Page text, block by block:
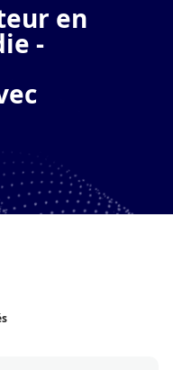
en
-